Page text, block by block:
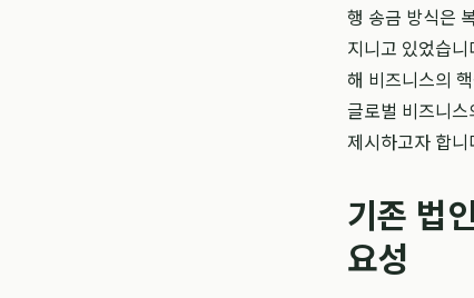
행 송금 방식은
지니고 있었습
해 비즈니스의
글로벌 비즈니
제시하고자 합니
기존 법
요성